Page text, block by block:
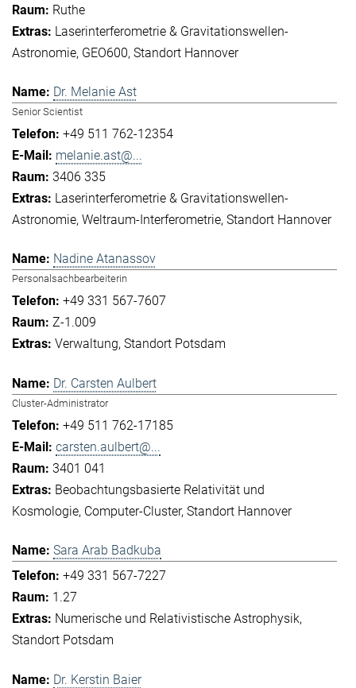
Ruthe
Laserinterferometrie & Gravitationswellen-
Astronomie GEO600 Standort Hannover
Dr. Melanie Ast
Senior Scientist
+49 511 762-12354
melanie.ast@...
3406 335
Laserinterferometrie & Gravitationswellen-
Astronomie Weltraum-Interferometrie Standort Hannover
Nadine Atanassov
Personalsachbearbeiterin
+49 331 567-7607
Z-1.009
Verwaltung Standort Potsdam
Dr. Carsten Aulbert
Cluster-Administrator
+49 511 762-17185
carsten.aulbert@...
3401 041
Beobachtungsbasierte Relativität und
Kosmologie Computer-Cluster Standort Hannover
Sara Arab Badkuba
+49 331 567-7227
1.27
Numerische und Relativistische Astrophysik
Standort Potsdam
Dr. Kerstin Baier